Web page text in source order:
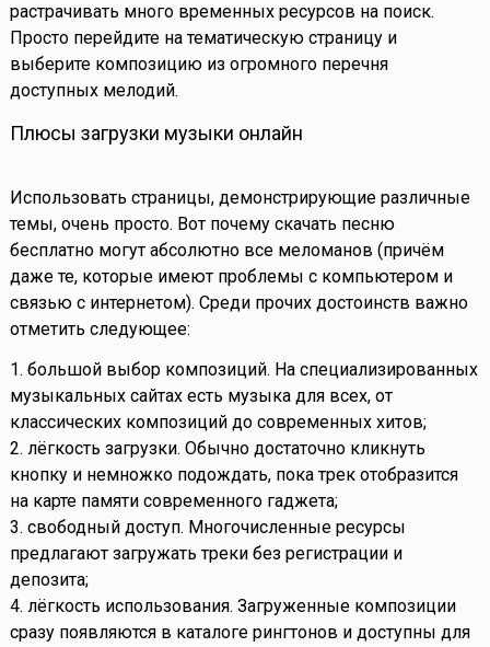
растрачивать много временных ресурсов на поиск.
Просто перейдите на тематическую страницу и
выберите композицию из огромного перечня
доступных мелодий.
Плюсы загрузки музыки онлайн
Использовать страницы, демонстрирующие различные
темы, очень просто. Вот почему скачать песню
бесплатно могут абсолютно все меломанов (причём
даже те, которые имеют проблемы с компьютером и
связью с интернетом). Среди прочих достоинств важно
отметить следующее:
1. большой выбор композиций. На специализированных
музыкальных сайтах есть музыка для всех, от
классических композиций до современных хитов;
2. лёгкость загрузки. Обычно достаточно кликнуть
кнопку и немножко подождать, пока трек отобразится
на карте памяти современного гаджета;
3. свободный доступ. Многочисленные ресурсы
предлагают загружать треки без регистрации и
депозита;
4. лёгкость использования. Загруженные композиции
сразу появляются в каталоге рингтонов и доступны для